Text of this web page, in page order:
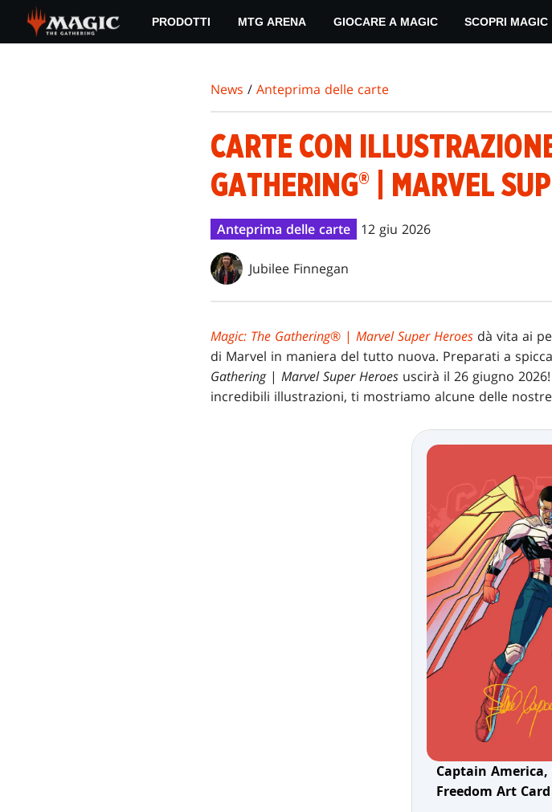
main
PRODOTTI MTG ARENA GIOCARE A MAGIC SCOPRI MAGIC
News / Anteprima delle carte
CARTE CON
GATHERING® | MARVEL
Anteprima delle carte 12 giu 2026
Jubilee Finnegan
Magic: The Gathering® | Marvel Super Heroes dà vita ai
di Marvel in maniera del tutto nuova. Preparati a
Gathering| Marvel Super Heroes uscirà il 26 giugno
incredibili illustrazioni, ti mostriamo alcune delle
Captain
Freedom Art